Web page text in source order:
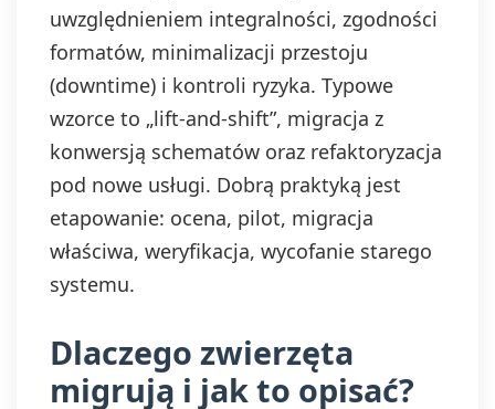
uwzględnieniem integralności, zgodności
formatów, minimalizacji przestoju
(downtime) i kontroli ryzyka. Typowe
wzorce to „lift-and-shift”, migracja z
konwersją schematów oraz refaktoryzacja
pod nowe usługi. Dobrą praktyką jest
etapowanie: ocena, pilot, migracja
właściwa, weryfikacja, wycofanie starego
systemu.
Dlaczego zwierzęta
migrują i jak to opisać?